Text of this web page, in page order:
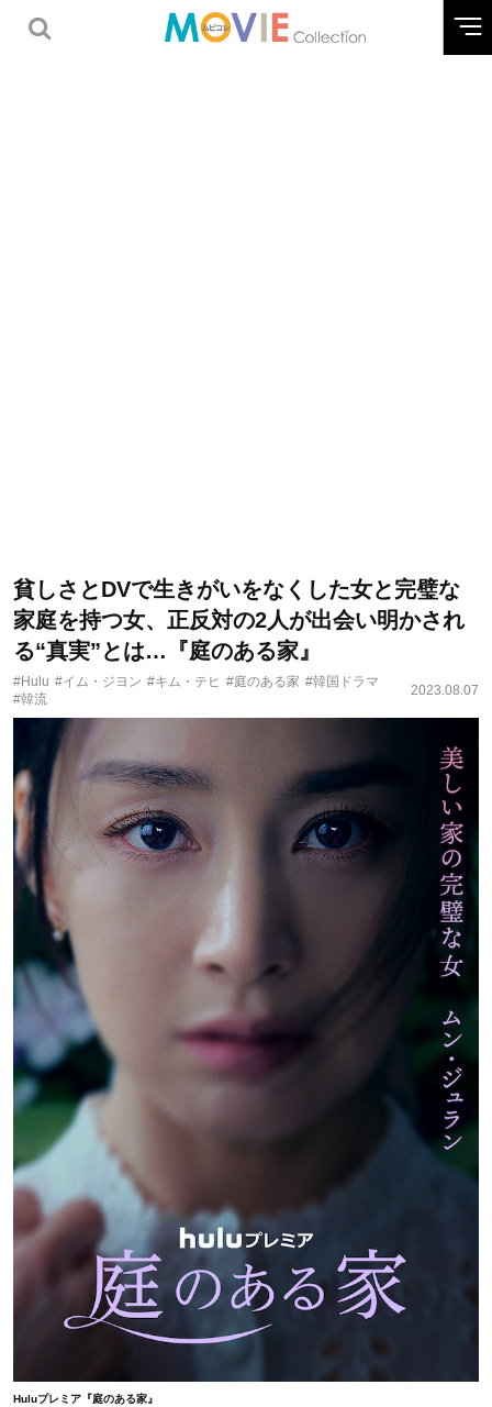
貧しさとDVで生きがいをなくした女と完璧な
家庭を持つ女、正反対の2人が出会い明かされ
る“真実”とは…『庭のある家』
#Hulu #イム・ジヨン #キム・テヒ #庭のある家 #韓国ドラマ
#韓流
2023.08.07
Huluプレミア『庭のある家』